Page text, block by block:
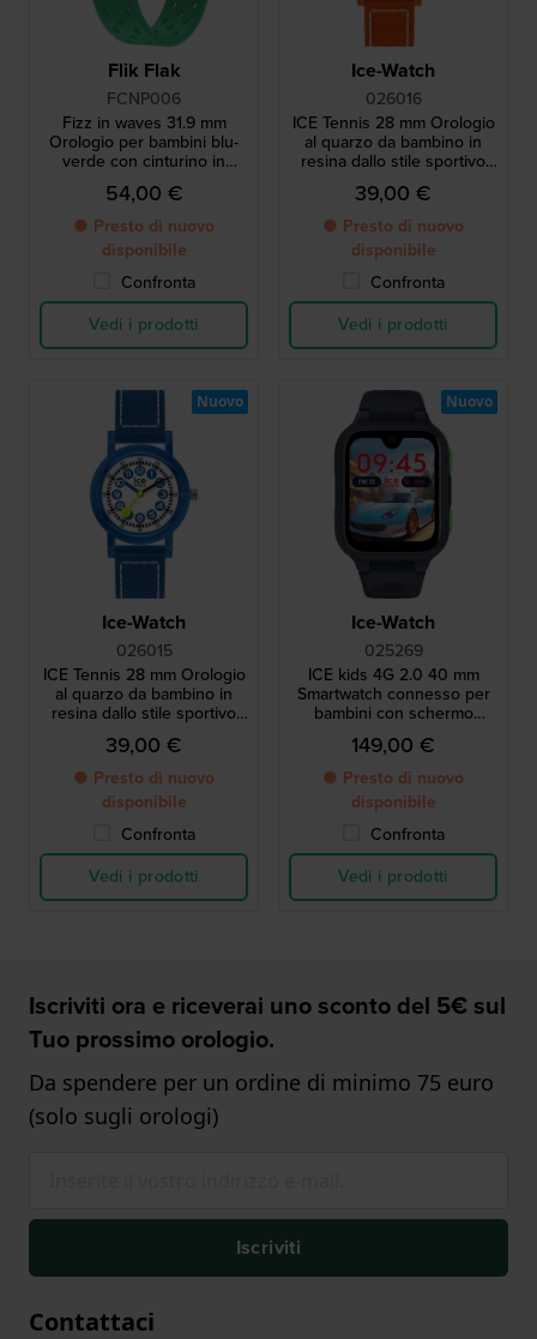
Flik Flak
FCNP006
Fizz in waves 31.9 mm
Orologio per bambini blu-
verde con cinturino in
silicone
54,00 €
● Presto di nuovo
disponibile
Confronta
Vedi i prodotti
Ice-Watch
026016
ICE Tennis 28 mm Orologio
al quarzo da bambino in
resina dallo stile sportivo
con design ispirato al tennis
39,00 €
● Presto di nuovo
disponibile
Confronta
Vedi i prodotti
Ice-Watch
026015
ICE Tennis 28 mm Orologio
al quarzo da bambino in
resina dallo stile sportivo
con design ispirato al tennis
39,00 €
● Presto di nuovo
disponibile
Confronta
Vedi i prodotti
Nuovo
Ice-Watch
025269
ICE kids 4G 2.0 40 mm
Smartwatch connesso per
bambini con schermo
Amoled
149,00 €
● Presto di nuovo
disponibile
Confronta
Vedi i prodotti
Nuovo
Iscriviti ora e riceverai uno sconto del 5€ sul
Tuo prossimo orologio.
Da spendere per un ordine di minimo 75 euro
(solo sugli orologi)
Iscriviti
Contattaci